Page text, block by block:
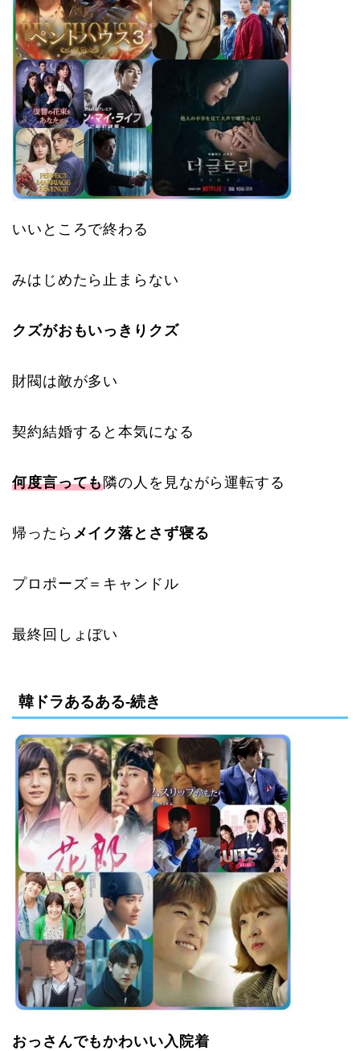
いいところで終わる
みはじめたら止まらない
クズがおもいっきりクズ
財閥は敵が多い
契約結婚すると本気になる
何度言っても隣の人を見ながら運転する
帰ったら メイク落とさず寝る
プロポーズ＝キャンドル
最終回しょぼい
韓ドラあるある-続き
おっさんでもかわいい入院着